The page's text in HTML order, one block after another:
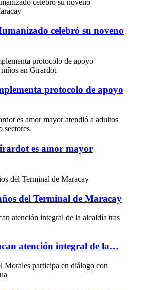
celebró su noveno
protocolo de apoyo
es amor mayor
del Terminal de Maracay
atención integral de la…